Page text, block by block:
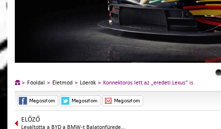
Főoldal Életmód Lóerők Konnektoros lett az „eredeti Lexus” is
ELŐZŐ
Leváltotta a BYD a BMW-t Balatonfürede...